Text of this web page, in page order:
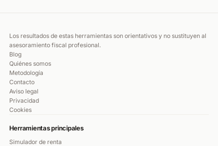
Los resultados de estas herramientas son orientativos y no sustituyen al
asesoramiento fiscal profesional.
Blog
Quiénes somos
Metodología
Contacto
Aviso legal
Privacidad
Cookies
Herramientas principales
Simulador de renta